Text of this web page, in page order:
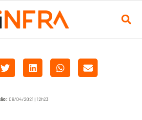
09/04/2021 | 12h23